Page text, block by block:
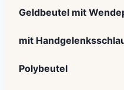
Geldbeutel mit
mit
Polybeutel